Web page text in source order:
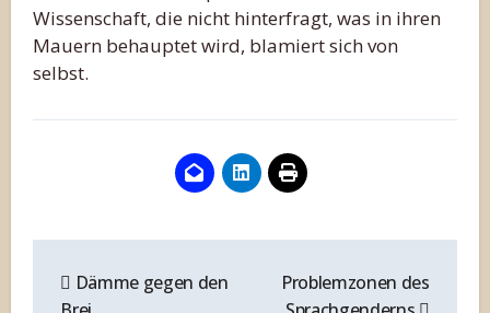
Wissenschaft, die nicht hinterfragt, was in ihren
Mauern behauptet wird, blamiert sich von
selbst.
Dämme gegen den
Problemzonen des